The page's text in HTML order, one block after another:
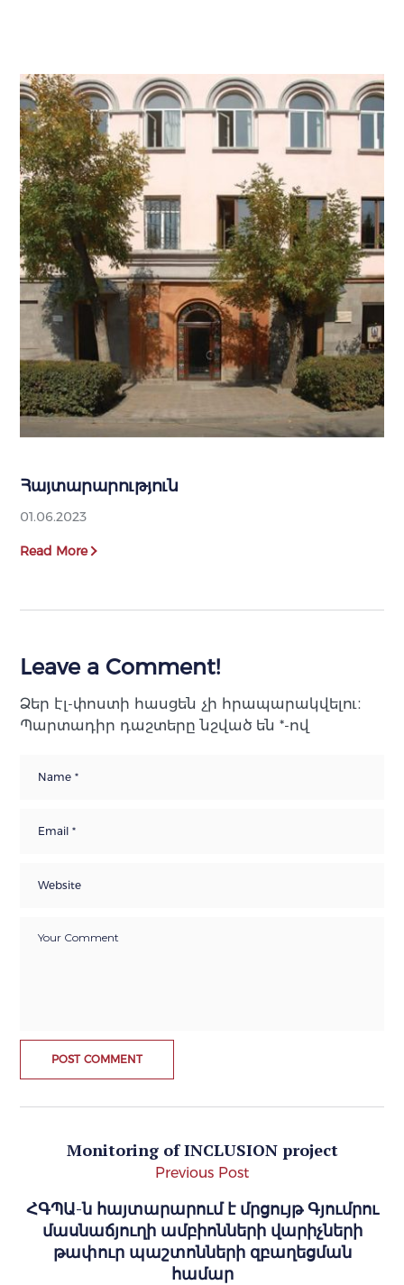
Հայտարարություն
01.06.2023
Read More
Leave a Comment!
Ձեր էլ-փոստի հասցեն չի հրապարակվելու։
Պարտադիր դաշտերը նշված են*-ով
Monitoring of INCLUSION project
Previous Post
ՀԳՊԱ-ն հայտարարում է մրցույթ Գյումրու
մասնաճյուղի ամբիոնների վարիչների
թափուր պաշտոնների զբաղեցման
համար